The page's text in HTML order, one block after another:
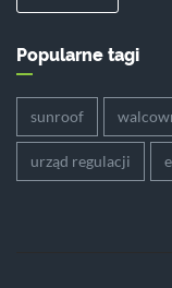
Popularne tagi
sunroof
urząd regulacji